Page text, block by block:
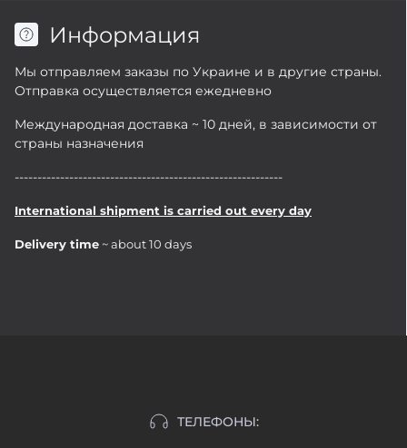
Информация
Мы отправляем заказы по Украине и в другие страны.
Отправка осуществляется ежедневно
Международная доставка ~ 10 дней, в зависимости от
страны назначения
-----------------------------------------------------------
International shipment is carried out every day
Delivery time ~ about 10 days
ТЕЛЕФОНЫ: